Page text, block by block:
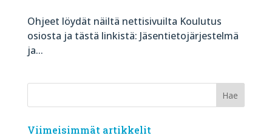
Ohjeet löydät näiltä nettisivuilta Koulutus
osiosta ja tästä linkistä: Jäsentietojärjestelmä
ja...
Viimeisimmät artikkelit